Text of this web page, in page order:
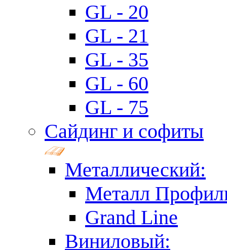
GL - 20
GL - 21
GL - 35
GL - 60
GL - 75
Сайдинг и софиты
Металлический:
Металл
Grand Line
Виниловый: